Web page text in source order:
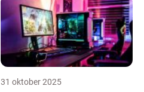
31 oktober 2025